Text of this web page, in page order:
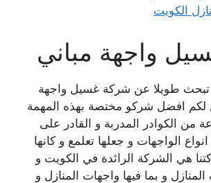
الكويت
واجهة مباني
تبحث طويلا عن شركة غسيل واجهة
لكم افضل شركو مختصة بهذه المهمة
من الكوادر المدربة و القادر على
الواجهات و جعلها تعلمع و كانها
هي الشركة الرائدة في الكويت و
و بما فيها واجهات المنازل و